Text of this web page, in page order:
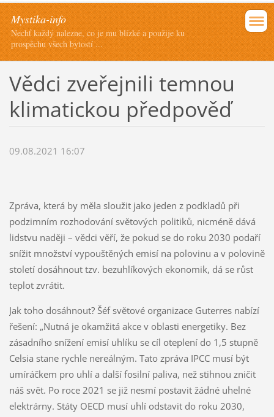
Mystika-info
Nechť každý nalezne, co je mu blízké a použije ku
prospěchu všech bytostí ...
Vědci zveřejnili temnou
klimatickou předpověď
09.08.2021 16:07
Zpráva, která by měla sloužit jako jeden z podkladů při
podzimním rozhodování světových politiků, nicméně dává
lidstvu naději – vědci věří, že pokud se do roku 2030 podaří
snížit množství vypouštěných emisí na polovinu a v polovině
století dosáhnout tzv. bezuhlíkových ekonomik, dá se růst
teplot zvrátit.
Jak toho dosáhnout? Šéf světové organizace Guterres nabízí
řešení: „Nutná je okamžitá akce v oblasti energetiky. Bez
zásadního snížení emisí uhlíku se cíl oteplení do 1,5 stupně
Celsia stane rychle nereálným. Tato zpráva IPCC musí být
umíráčkem pro uhlí a další fosilní paliva, než stihnou zničit
náš svět. Po roce 2021 se již nesmí postavit žádné uhelné
elektrárny. Státy OECD musí uhlí odstavit do roku 2030,